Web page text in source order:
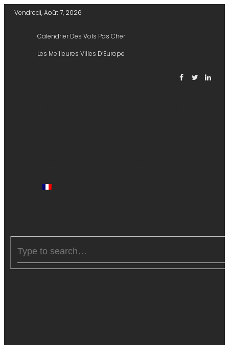
Vendredi, Août 7, 2026
Calendrier Des Vols Pas Cher
Les Meilleures Villes D’Europe